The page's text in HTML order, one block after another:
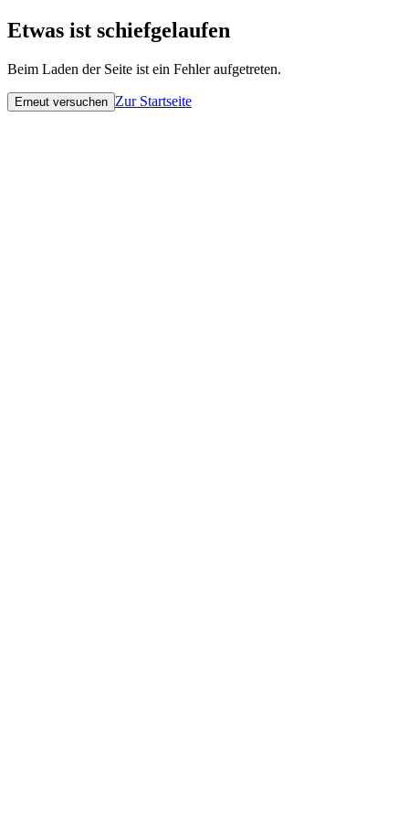
Etwas ist schiefgelaufen
Beim Laden der Seite ist ein Fehler aufgetreten.
Erneut versuchen Zur Startseite